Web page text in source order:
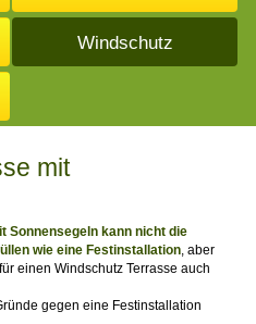
Windschutz
mit
Sonnensegeln kann nicht die
wie eine Festinstallation , aber
einen Windschutz Terrasse auch
gegen eine Festinstallation